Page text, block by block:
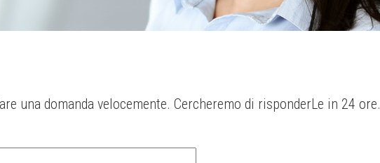
una domanda velocemente. Cercheremo di risponderLe in 24 ore.